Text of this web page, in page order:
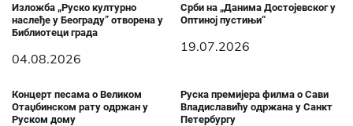
Изложба „Руско културно
наслеђе у Београду” отворена у
Библиотеци града
04.08.2026
Срби на „Данима Достојевског у
Оптиној пустињи“
19.07.2026
Концерт песама о Великом
Отаџбинском рату одржан у
Руском дому
Руска премијера филма о Сави
Владиславићу одржана у Санкт
Петербургу